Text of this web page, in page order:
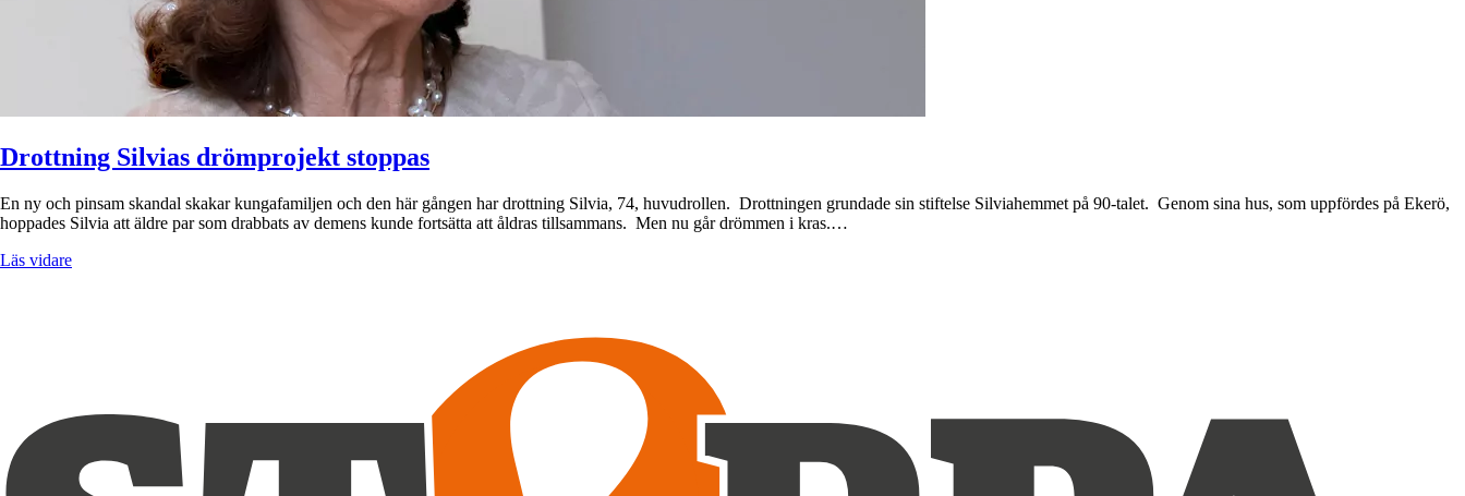
Drottning Silvias drömprojekt stoppas
En ny och pinsam skandal skakar kungafamiljen och den här gången har drottning Silvia, 74, huvudrollen. Drottningen grundade sin stiftelse Silviahemmet på 90-talet. Genom sina hus, som uppfördes på Ekerö,
hoppades Silvia att äldre par som drabbats av demens kunde fortsätta att åldras tillsammans. Men nu går drömmen i kras.…
Läs vidare